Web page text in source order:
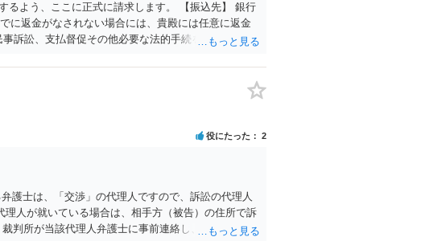
るよう、ここに正式に請求します。 【振込先】 銀行
金がなされない場合には、貴殿には任意に返金
訴訟、支払督促その他必要な法的手続を直ちに講じ
時期などの内部事情は、私に対する返還義務の発生
、誠意をもって速やかに返金手続を履行されるよ
役にたった 2
護士は、「交渉」の代理人ですので、訴訟の代理人
人が就いている場合は、相手方（被告）の住所で訴
判所が当該代理人弁護士に事前連絡し、引き続き訴